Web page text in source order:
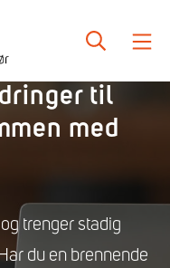
SEARCH
til
med
trenger stadig
du en brennende